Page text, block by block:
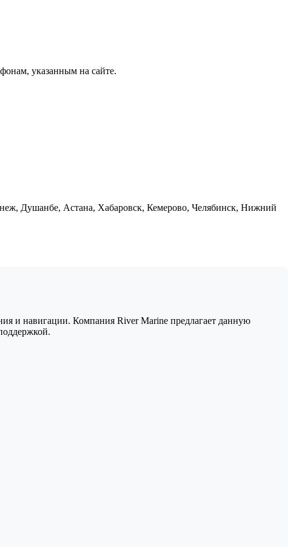
указанным на сайте.
Душанбе, Астана, Хабаровск, Кемерово, Челябинск, Нижний
и навигации. Компания River Marine предлагает данную